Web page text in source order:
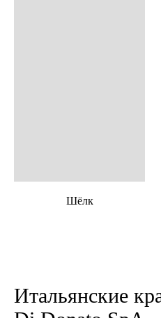
Шёлк
Итальянские